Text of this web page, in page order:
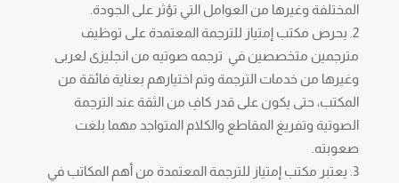
المختلفة وغيرها من العوامل التي تؤثر على الجودة.
يحرص مكتب إمتياز للترجمة المعتمدة على توظيف
مترجمين متخصصين في ترجمه صوتيه من انجليزى لعربى
وغيرها من خدمات الترجمة وتم اختيارهم بعناية فائقة من
المكتب، حتى يكون على قدر كافِ من الثقة عند الترجمة
الصوتية وتفريغ المقاطع والكلام المتواجد مهما بلغت
صعوبته.
يعتبر مكتب إمتياز للترجمة المعتمدة من أهم المكاتب في